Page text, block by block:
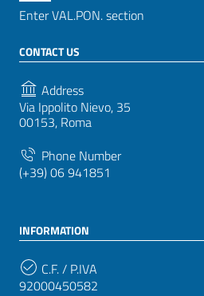
Enter VAL.PON. section
CONTACT US
Address
Via Ippolito Nievo, 35
00153, Roma
Phone Number
(+39) 06 941851
INFORMATION
C.F. / P.IVA
92000450582